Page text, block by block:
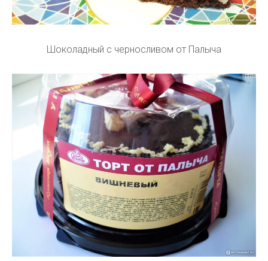
Шоколадный с черносливом от Палыча